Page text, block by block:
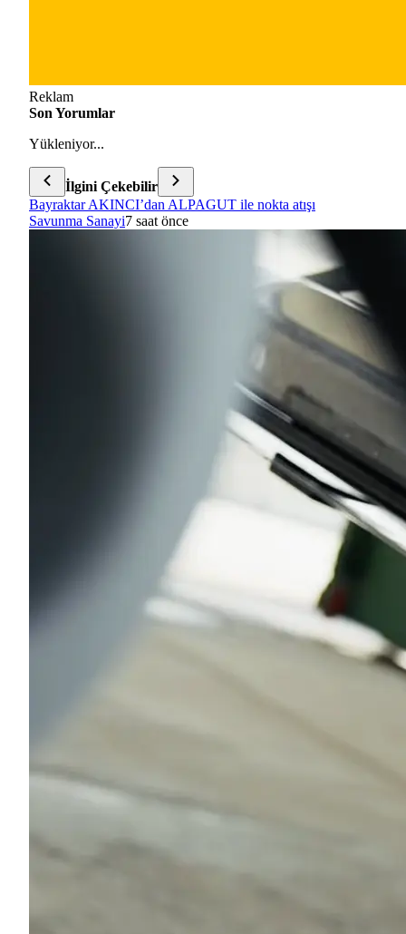
Reklam
Son Yorumlar
Yükleniyor...
İlgini Çekebilir
Bayraktar AKINCI’dan ALPAGUT ile nokta atışı
Savunma Sanayi7 saat önce